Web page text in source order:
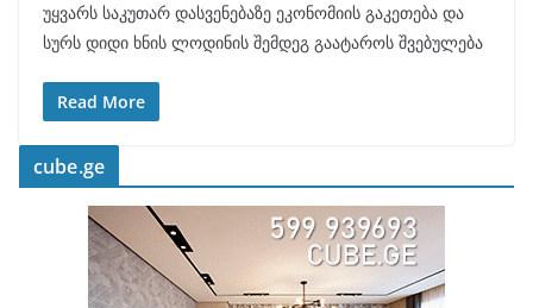
უყვარს საკუთარ დასვენებაზე ეკონომიის გაკეთება და
სურს დიდი ხნის ლოდინის შემდეგ გაატაროს შვებულება
Read More
cube.ge